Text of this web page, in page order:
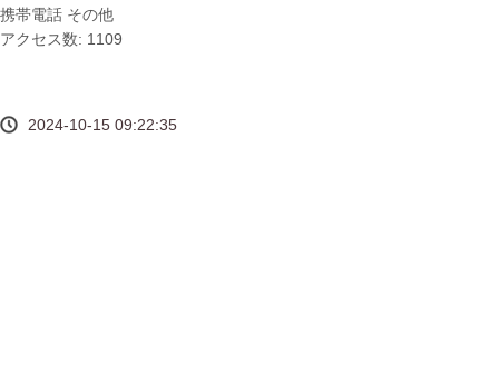
携帯電話 その他
アクセス数: 1109
2024-10-15 09:22:35